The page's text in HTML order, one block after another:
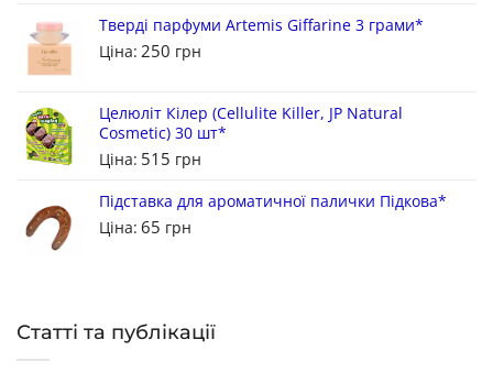
Тверді парфуми Artemis Giffarine 3 грами*
Ціна: 250 грн
Целюліт Кілер (Cellulite Killer, JP Natural
Cosmetic) 30 шт*
Ціна: 515 грн
Підставка для ароматичної палички Підкова*
Ціна: 65 грн
Статті та публікації